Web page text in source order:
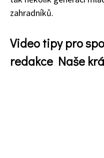
zahradníků.
Video tipy pro
redakce Naše